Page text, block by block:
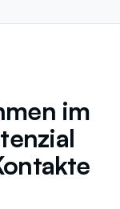
im